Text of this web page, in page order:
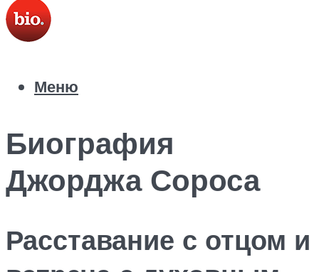
Меню
Биография
Джорджа Сороса
Расставание с отцом и